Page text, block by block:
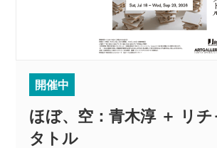
開催中
ほぼ、空：⻘⽊淳 ＋ リチ
タトル